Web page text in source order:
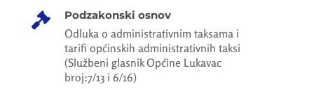
 Podzakonski osnov
Odluka o administrativnim taksama i
tarifi općinskih administrativnih taksi
(Službeni glasnik Općine Lukavac
broj:7/13 i 6/16)